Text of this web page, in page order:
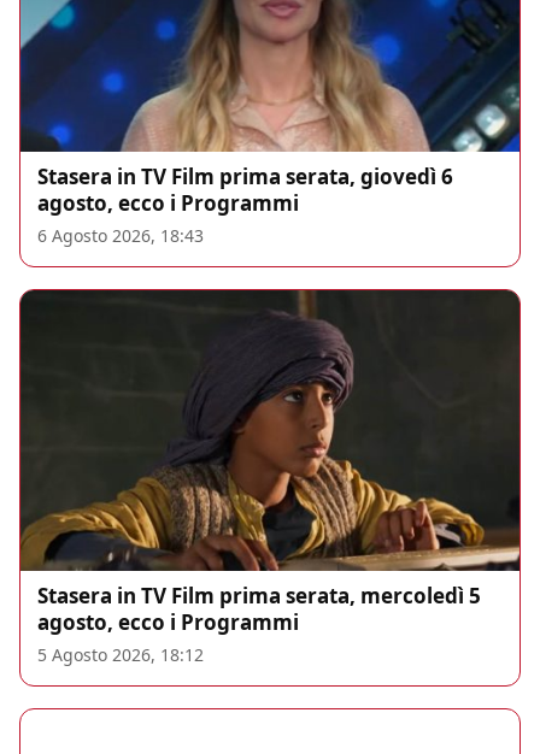
Stasera in TV Film prima serata, giovedì 6
agosto, ecco i Programmi
6 Agosto 2026, 18:43
Stasera in TV Film prima serata, mercoledì 5
agosto, ecco i Programmi
5 Agosto 2026, 18:12